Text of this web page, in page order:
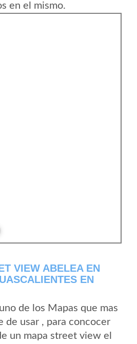
en el mismo.
VIEW ABELEA EN
EN
de los Mapas que mas
de usar , para concocer
un mapa street view el